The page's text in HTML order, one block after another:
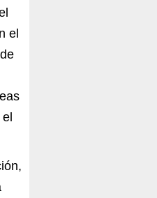
el